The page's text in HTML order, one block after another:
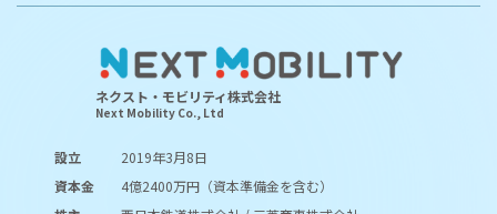
ネクスト・モビリティ株式会社
Next Mobility Co., Ltd
設立
2019年3月8日
資本金
4億2400万円（資本準備金を含む）